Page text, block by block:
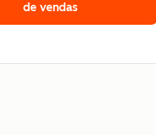
de vendas